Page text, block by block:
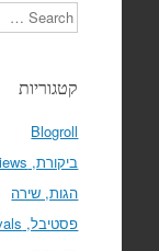
Search
קטגוריות
Blogroll
ביקורת, reviews
הגות, שירה
פסטיבל, festivals